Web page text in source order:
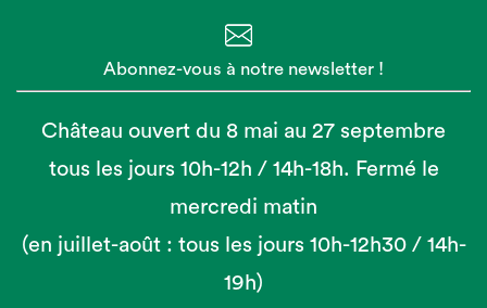
Abonnez-vous à notre newsletter !
Château ouvert du 8 mai au 27 septembre
tous les jours 10h-12h / 14h-18h. Fermé le
mercredi matin
(en juillet-août : tous les jours 10h-12h30 / 14h-
19h)